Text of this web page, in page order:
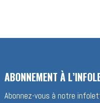
ABONNEMENT À
Abonnez-vous à notre